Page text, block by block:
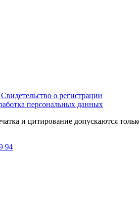
Свидетельство о регистрации
персональных данных
и цитирование допускаются
94